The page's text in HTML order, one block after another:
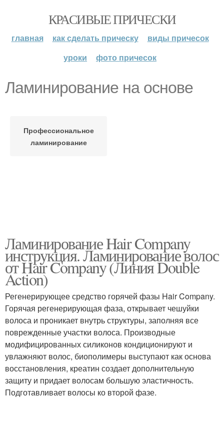
КРАСИВЫЕ ПРИЧЕСКИ
главная как сделать прическу
виды причесок
уроки
фото причесок
Ламинирование на основе
Профессиональное
ламинирование
Ламинирование Hair Company
инструкция. Ламинирование волос
от Hair Company (Линия Double
Action)
Регенерирующее средство горячей фазы Hair Company.
Горячая регенерирующая фаза, открывает чешуйки
волоса и проникает внутрь структуры, заполняя все
поврежденные участки волоса. Производные
модифицированных силиконов кондиционируют и
увлажняют волос, биополимеры выступают как основа
восстановления, креатин создает дополнительную
защиту и придает волосам большую эластичность.
Подготавливает волосы ко второй фазе.